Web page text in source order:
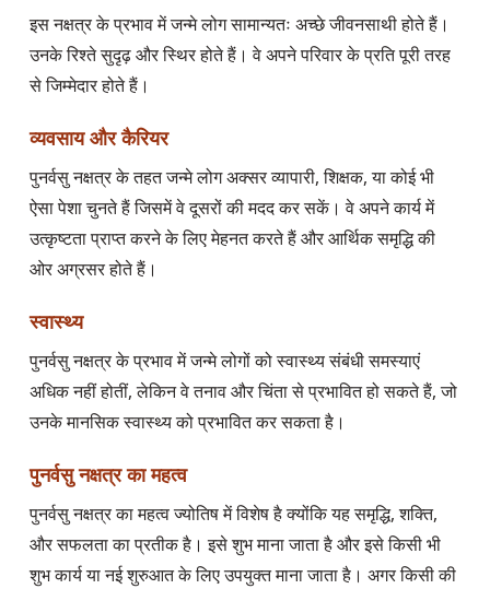
इस नक्षत्र के प्रभाव में जन्मे लोग सामान्यतः अच्छे जीवनसाथी होते हैं।
उनके रिश्ते सुदृढ़ और स्थिर होते हैं। वे अपने परिवार के प्रति पूरी तरह
से जिम्मेदार होते हैं।
व्यवसाय और कैरियर
पुनर्वसु नक्षत्र के तहत जन्मे लोग अक्सर व्यापारी, शिक्षक, या कोई भी
ऐसा पेशा चुनते हैं जिसमें वे दूसरों की मदद कर सकें। वे अपने कार्य में
उत्कृष्टता प्राप्त करने के लिए मेहनत करते हैं और आर्थिक समृद्धि की
ओर अग्रसर होते हैं।
स्वास्थ्य
पुनर्वसु नक्षत्र के प्रभाव में जन्मे लोगों को स्वास्थ्य संबंधी समस्याएं
अधिक नहीं होतीं, लेकिन वे तनाव और चिंता से प्रभावित हो सकते हैं, जो
उनके मानसिक स्वास्थ्य को प्रभावित कर सकता है।
पुनर्वसु नक्षत्र का महत्व
पुनर्वसु नक्षत्र का महत्व ज्योतिष में विशेष है क्योंकि यह समृद्धि, शक्ति,
और सफलता का प्रतीक है। इसे शुभ माना जाता है और इसे किसी भी
शुभ कार्य या नई शुरुआत के लिए उपयुक्त माना जाता है। अगर किसी की